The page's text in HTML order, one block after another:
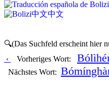
中文中文
🔍(Das Suchfeld erscheint hier
‹
Vorheriges Wort:
Nächstes Wort: